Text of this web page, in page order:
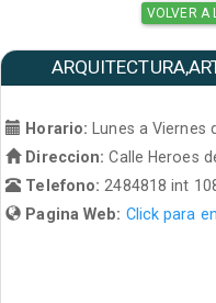
VOLVER A
Horario:
Lunes a Viernes
Direccion: Calle Heroes
Telefono: 2484818 int
Pagina Web: Click para